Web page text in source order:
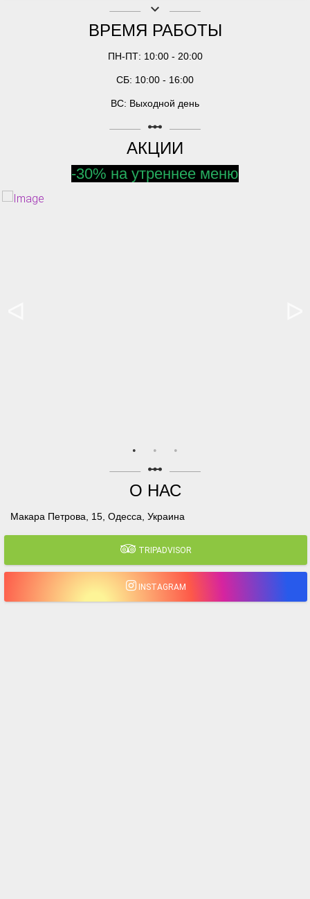
keyboard_arrow_down
ВРЕМЯ РАБОТЫ
ПН-ПТ: 10:00 - 20:00
СБ: 10:00 - 16:00
ВС: Выходной день
linear_scale
АКЦИИ
-30% на утреннее меню
linear_scale
О НАС
Макара Петрова, 15, Одесса, Украина
TRIPADVISOR
INSTAGRAM